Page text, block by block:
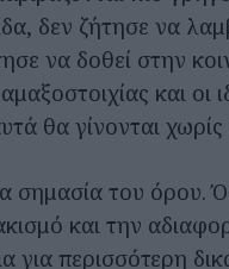
δεν ζήτησε να
να δοθεί στην
και οι
θα γίνονται χωρίς
σημασία του όρου.
και την
περισσότερη